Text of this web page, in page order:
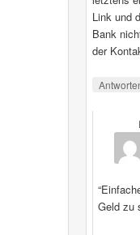
Link und
Bank
der
Geld zu